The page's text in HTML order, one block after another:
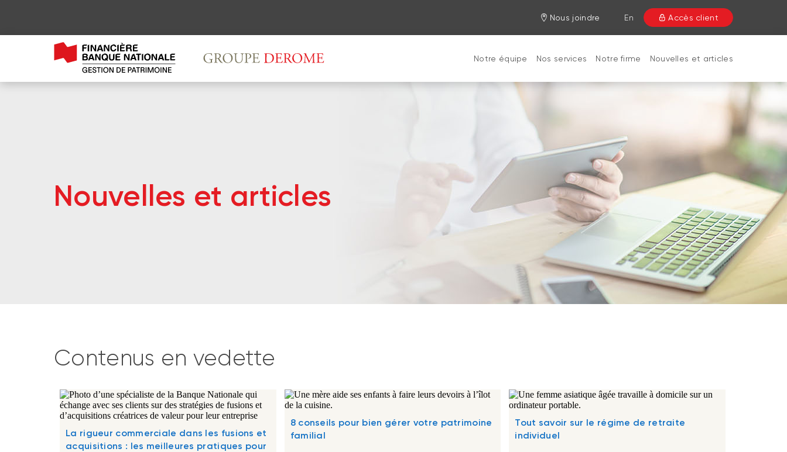
Nous joindre En Accès client
Notre équipe Nos services Notre firme Nouvelles et articles
Nouvelles et articles
Contenus en vedette
La rigueur commerciale dans les fusions et
acquisitions : les meilleures pratiques pour
8 conseils pour bien gérer votre patrimoine
familial
Tout savoir sur le régime de retraite
individuel